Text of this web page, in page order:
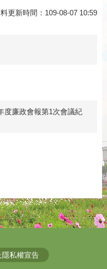
更新時間：109-08-07 10:59
度廉政會報第1次會議紀
隱私權宣告